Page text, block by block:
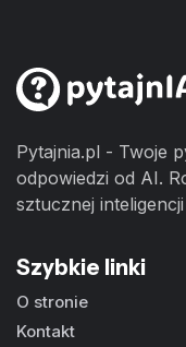
Pytajnia.pl - Twoje
odpowiedzi od AI.
sztucznej
Szybkie linki
O stronie
Kontakt